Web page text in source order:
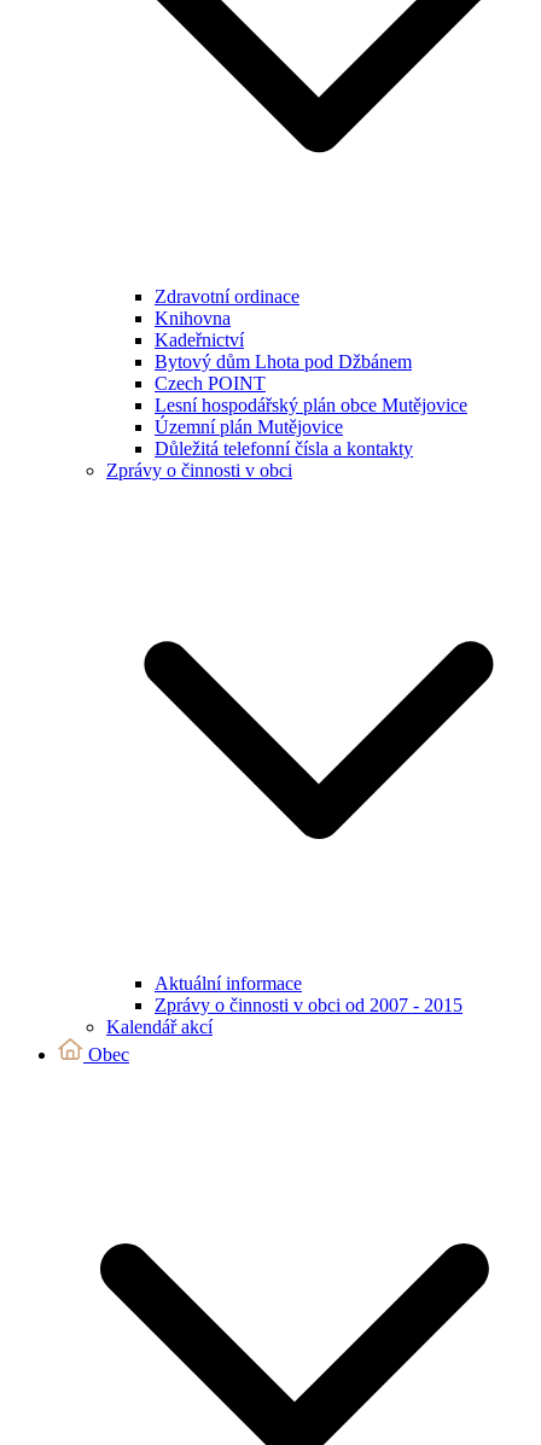
Zdravotní ordinace
Knihovna
Kadeřnictví
Bytový dům Lhota pod Džbánem
Czech POINT
Lesní hospodářský plán obce Mutějovice
Územní plán Mutějovice
Důležitá telefonní čísla a kontakty
Zprávy o činnosti v obci
Aktuální informace
Zprávy o činnosti v obci od 2007 - 2015
Kalendář akcí
Obec